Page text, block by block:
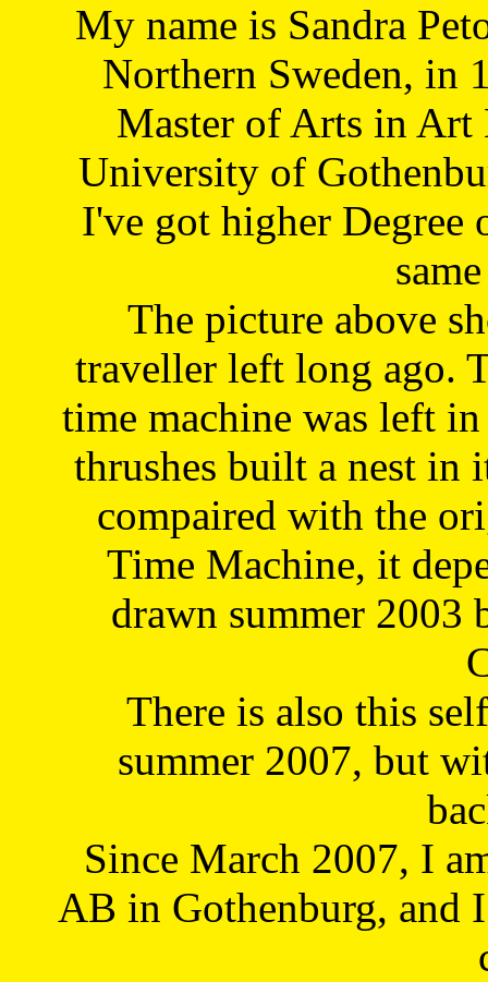
My name is Sandra
Northern Sweden, in
Master of Arts in Art
University of
I've got higher Degree
The picture above
traveller left long ago.
time machine was left
thrushes built a nest in
compaired with the
Time Machine, it
drawn summer 2003
There is also this
summer 2007, but
Since March 2007, I
AB in Gothenburg, and